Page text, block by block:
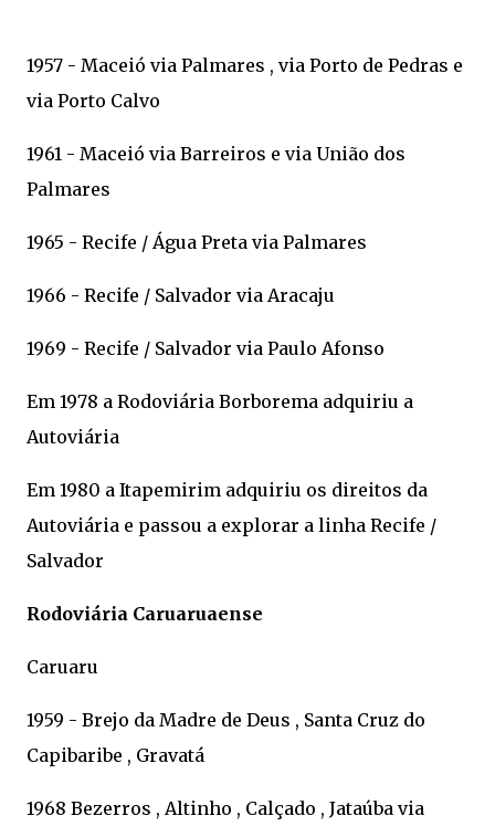
1957 - Maceió via Palmares , via Porto de Pedras e
via Porto Calvo
1961 - Maceió via Barreiros e via União dos
Palmares
1965 - Recife / Água Preta via Palmares
1966 - Recife / Salvador via Aracaju
1969 - Recife / Salvador via Paulo Afonso
Em 1978 a Rodoviária Borborema adquiriu a
Autoviária
Em 1980 a Itapemirim adquiriu os direitos da
Autoviária e passou a explorar a linha Recife /
Salvador
Rodoviária Caruaruaense
Caruaru
1959 - Brejo da Madre de Deus , Santa Cruz do
Capibaribe , Gravatá
1968 Bezerros , Altinho , Calçado , Jataúba via